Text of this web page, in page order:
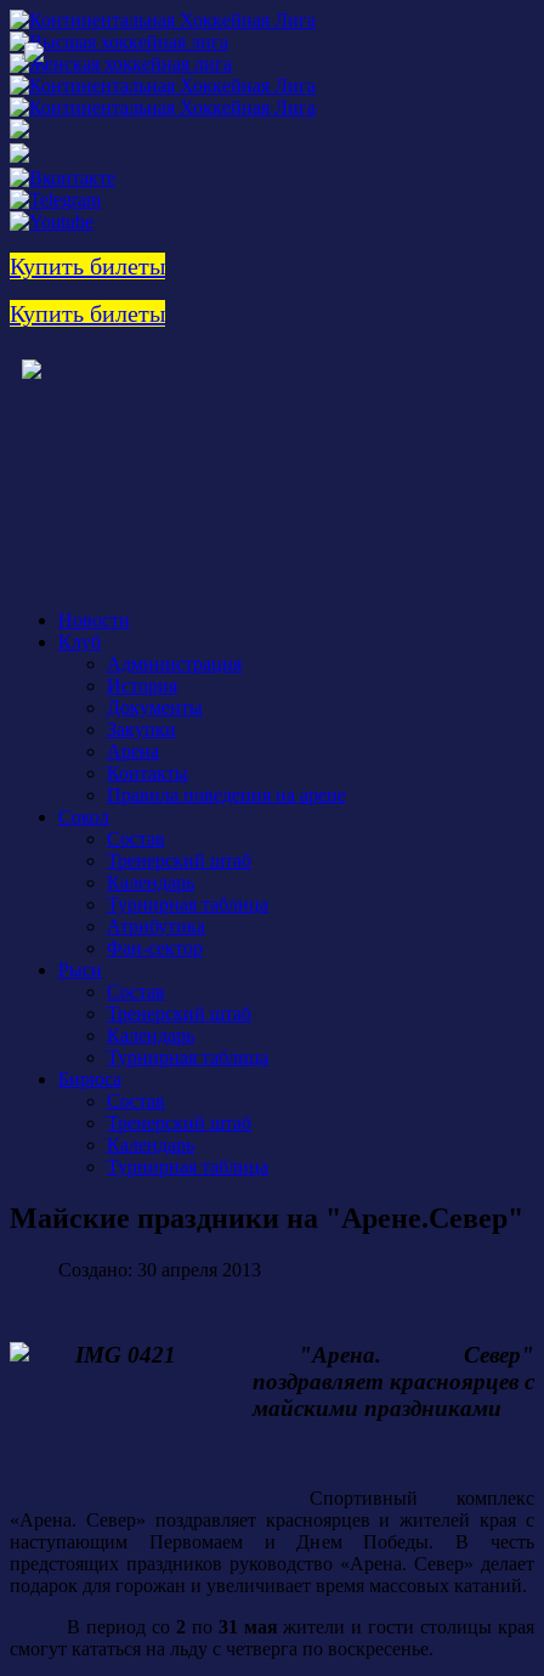
Купить билеты
Купить билеты
Новости
Клуб
Администрация
История
Документы
Закупки
Арена
Контакты
Правила поведения на арене
Сокол
Состав
Тренерский штаб
Календарь
Турнирная таблица
Атрибутика
Фан-сектор
Рыси
Состав
Тренерский штаб
Календарь
Турнирная таблица
Бирюса
Состав
Тренерский штаб
Календарь
Турнирная таблица
Майские праздники на "Арене.Север"
Создано: 30 апреля 2013
"Арена. Север"
поздравляет красноярцев с
майскими праздниками
Спортивный комплекс
«Арена. Север» поздравляет красноярцев и жителей края с
наступающим Первомаем и Днем Победы. В честь
предстоящих праздников руководство «Арена. Север» делает
подарок для горожан и увеличивает время массовых катаний.
В период со 2 по 31 мая жители и гости столицы края
смогут кататься на льду с четверга по воскресенье.